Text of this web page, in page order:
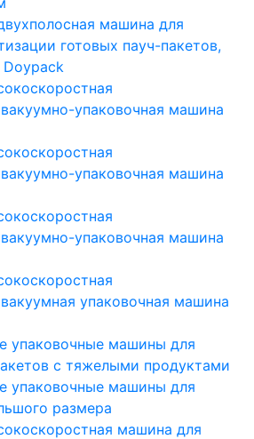
машина для
готовых пауч-пакетов,
Doypack
упаковочная машина
упаковочная машина
упаковочная машина
упаковочная машина
упаковочные машины для
с тяжелыми продуктами
упаковочные машины для
размера
машина для